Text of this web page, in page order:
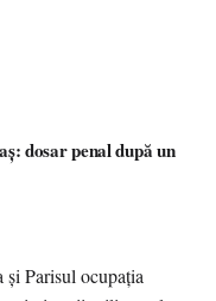
dosar penal după un